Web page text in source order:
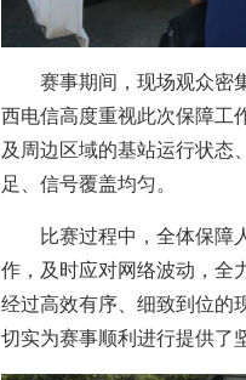
赛事期间，现场观众密
西电信高度重视此次保障工
及周边区域的基站运行状态
足、信号覆盖均匀。
比赛过程中，全体保障
作，及时应对网络波动，全
经过高效有序、细致到位的
切实为赛事顺利进行提供了